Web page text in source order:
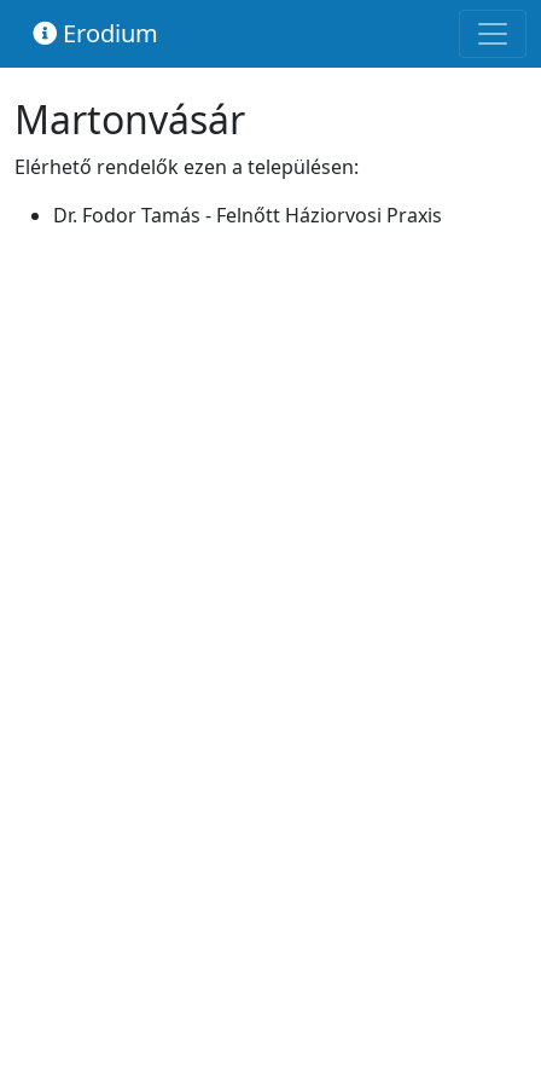
Erodium
Martonvásár
Elérhető rendelők ezen a településen:
Dr. Fodor Tamás - Felnőtt Háziorvosi Praxis